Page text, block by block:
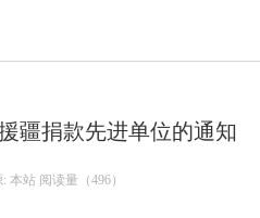
疆捐款先进单位的通知
: 本站 阅读量（496）